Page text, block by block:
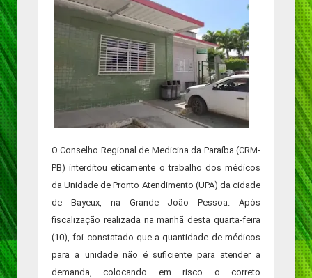
O Conselho Regional de Medicina da Paraíba (CRM-
PB) interditou eticamente o trabalho dos médicos
da Unidade de Pronto Atendimento (UPA) da cidade
de Bayeux, na Grande João Pessoa. Após
fiscalização realizada na manhã desta quarta-feira
(10), foi constatado que a quantidade de médicos
para a unidade não é suficiente para atender a
demanda, colocando em risco o correto